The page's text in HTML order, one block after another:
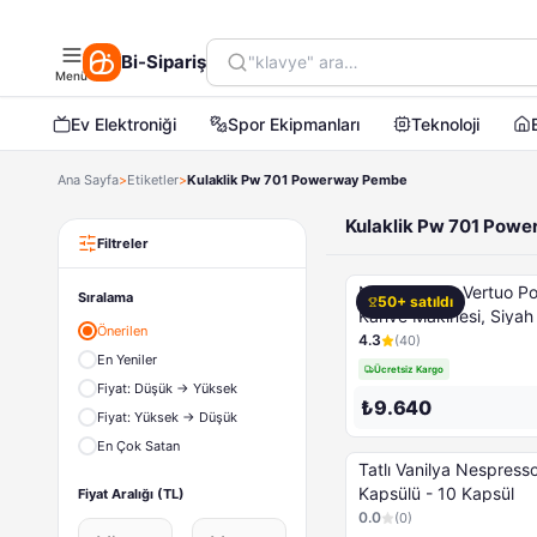
ASPİRATÖR
CD-DVD KILIF VE ÇANTASI
ÇELİK RADYATÖRLER
CEP TELEFONLARI
Çocuk Havuzları
ÇOCUK TAKİP SAATİ
ÇOCUK/OYUN ÇADIRLARI
Deniz Malzemeleri
DİĞER ÜRÜNLER
Epilasyon
Ev ve Yaşam
FLAŞ ÜRÜNLER
Hobi & Oyuncak
KABLOSUZ SES VE GÖRÜNTÜ AKTARICILAR
Kameralar
MONİTÖR 19''
Menü
Bi-Sipariş
Ev Elektroniği Spor Ekipmanları Teknoloji
Ana Sayfa>Etiketler>Kulaklik Pw 701 Powerway Pembe
Filtreler
Sıralama
Önerilen
En Yeniler
Fiyat: Düşük → Yüksek
Fiyat: Yüksek → Düşük
En Çok Satan
Fiyat Aralığı (TL)
Kulaklik Pw 701
50+ satıldı
NESPRESSO Vertuo
Kahve Makinesi, Siyah
4.3 (40)
Ücretsiz Kargo
₺9.640
Tatlı Vanilya Nespresso Kahve
Kapsülü - 10 Kapsül
0.0 (0)